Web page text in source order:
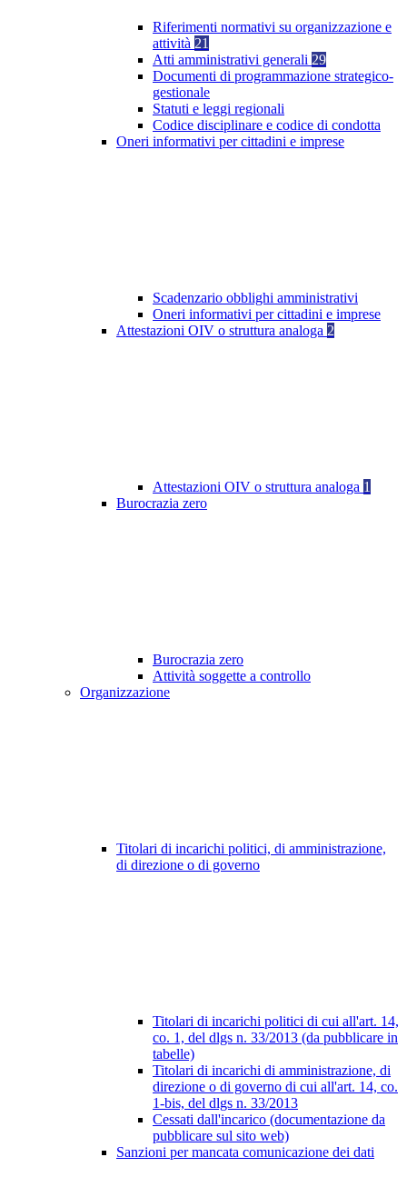
Riferimenti normativi su organizzazione e
attività 21
Atti amministrativi generali 29
Documenti di programmazione strategico-
gestionale
Statuti e leggi regionali
Codice disciplinare e codice di condotta
Oneri informativi per cittadini e imprese
Scadenzario obblighi amministrativi
Oneri informativi per cittadini e imprese
Attestazioni OIV o struttura analoga 2
Attestazioni OIV o struttura analoga 1
Burocrazia zero
Burocrazia zero
Attività soggette a controllo
Organizzazione
Titolari di incarichi politici, di amministrazione,
di direzione o di governo
Titolari di incarichi politici di cui all'art. 14,
co. 1, del dlgs n. 33/2013 (da pubblicare in
tabelle)
Titolari di incarichi di amministrazione, di
direzione o di governo di cui all'art. 14, co.
1-bis, del dlgs n. 33/2013
Cessati dall'incarico (documentazione da
pubblicare sul sito web)
Sanzioni per mancata comunicazione dei dati